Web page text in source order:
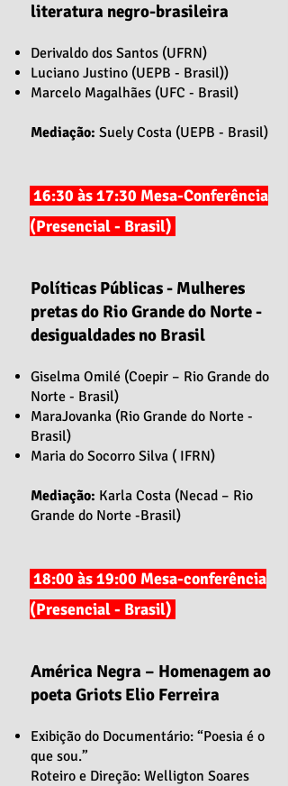
literatura negro-brasileira
Derivaldo dos Santos (UFRN)
Luciano Justino (UEPB - Brasil))
Marcelo Magalhães (UFC - Brasil)
Mediação: Suely Costa (UEPB - Brasil)
16:30 às 17:30 Mesa-Conferência
(Presencial - Brasil)
Políticas Públicas - Mulheres
pretas do Rio Grande do Norte -
desigualdades no Brasil
Giselma Omilé (Coepir – Rio Grande do
Norte - Brasil)
MaraJovanka (Rio Grande do Norte -
Brasil)
Maria do Socorro Silva ( IFRN)
Mediação: Karla Costa (Necad – Rio
Grande do Norte -Brasil)
18:00 às 19:00 Mesa-conferência
(Presencial - Brasil)
América Negra – Homenagem ao
poeta Griots Elio Ferreira
Exibição do Documentário: “Poesia é o
que sou.”
Roteiro e Direção: Welligton Soares